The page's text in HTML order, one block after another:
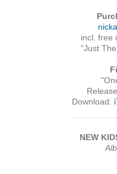
incl. free
"Just
Download:
NEW